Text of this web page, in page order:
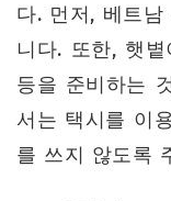
다. 먼저, 베트
니다. 또한, 햇
등을 준비하는
서는 택시를 이
를 쓰지 않도록